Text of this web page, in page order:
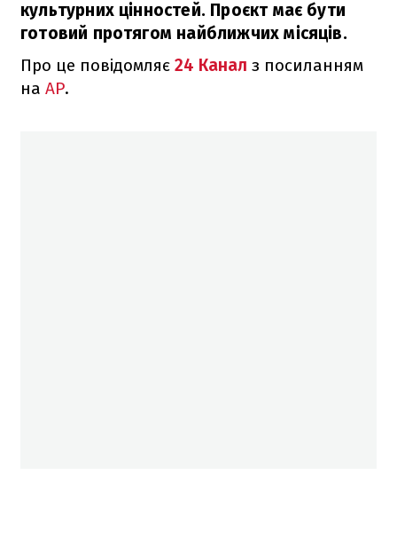
культурних цінностей. Проєкт має бути
готовий протягом найближчих місяців.
Про це повідомляє 24 Канал з посиланням
на AP.